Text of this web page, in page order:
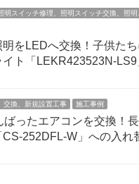
明スイッチ修理、照明スイッチ交換、照明
明をLEDへ交換！子供た
ト「LEKR423523N-LS9
交換、新規設置工事 施工事例
ばったエアコンを交換！
252DFL-W」への入れ